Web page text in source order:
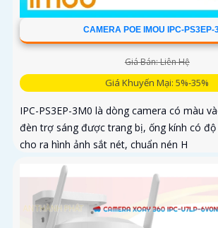
CAMERA POE IMOU IPC-PS3EP-
Giá Bán: Liên Hệ
Giá Khuyến Mại: 5%-35%
IPC-PS3EP-3M0 là dòng camera có màu
đèn trợ sáng được trang bị, ống kính có độ
cho ra hình ảnh sắt nét, chuẩn nén H